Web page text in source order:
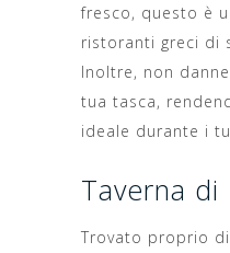
fresco, questo è
ristoranti greci di
Inoltre, non
tua tasca,
ideale durante i
Taverna di
Trovato proprio